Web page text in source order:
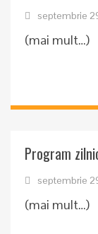
septembrie
(mai mult…)
Program
septembrie
(mai mult…)